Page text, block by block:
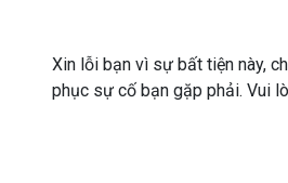
Xin lỗi bạn vì sự bất tiện này,
phục sự cố bạn gặp phải. Vui